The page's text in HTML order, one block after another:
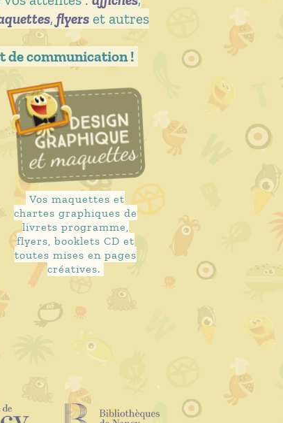
, flyers et autres
de communication !
Vos maquettes et
chartes graphiques de
livrets programme,
flyers, booklets CD et
toutes mises en pages
créatives.